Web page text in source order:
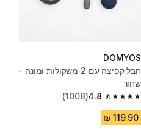
DOMYOS
חבל קפיצה עם 2 משקולות ומונה -
שחור
4.8
4.8 out of 5 stars from 1008 reviews
(1008)